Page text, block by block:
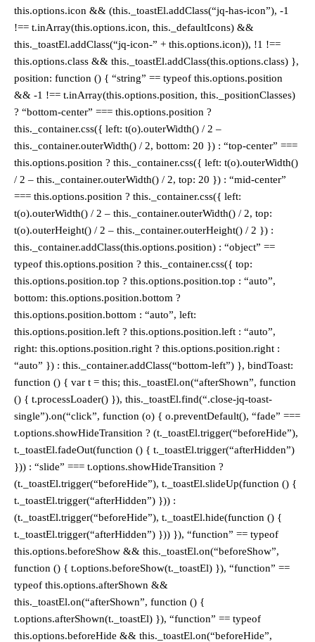
this.options.icon && (this._toastEl.addClass(“jq-has-icon”), -1
!== t.inArray(this.options.icon, this._defaultIcons) &&
this._toastEl.addClass(“jq-icon-” + this.options.icon)), !1 !==
this.options.class && this._toastEl.addClass(this.options.class) },
position: function () { “string” == typeof this.options.position
&& -1 !== t.inArray(this.options.position, this._positionClasses)
? “bottom-center” === this.options.position ?
this._container.css({ left: t(o).outerWidth() / 2 –
this._container.outerWidth() / 2, bottom: 20 }) : “top-center” ===
this.options.position ? this._container.css({ left: t(o).outerWidth()
/ 2 – this._container.outerWidth() / 2, top: 20 }) : “mid-center”
=== this.options.position ? this._container.css({ left:
t(o).outerWidth() / 2 – this._container.outerWidth() / 2, top:
t(o).outerHeight() / 2 – this._container.outerHeight() / 2 }) :
this._container.addClass(this.options.position) : “object” ==
typeof this.options.position ? this._container.css({ top:
this.options.position.top ? this.options.position.top : “auto”,
bottom: this.options.position.bottom ?
this.options.position.bottom : “auto”, left:
this.options.position.left ? this.options.position.left : “auto”,
right: this.options.position.right ? this.options.position.right :
“auto” }) : this._container.addClass(“bottom-left”) }, bindToast:
function () { var t = this; this._toastEl.on(“afterShown”, function
() { t.processLoader() }), this._toastEl.find(“.close-jq-toast-
single”).on(“click”, function (o) { o.preventDefault(), “fade” ===
t.options.showHideTransition ? (t._toastEl.trigger(“beforeHide”),
t._toastEl.fadeOut(function () { t._toastEl.trigger(“afterHidden”)
})) : “slide” === t.options.showHideTransition ?
(t._toastEl.trigger(“beforeHide”), t._toastEl.slideUp(function () {
t._toastEl.trigger(“afterHidden”) })) :
(t._toastEl.trigger(“beforeHide”), t._toastEl.hide(function () {
t._toastEl.trigger(“afterHidden”) })) }), “function” == typeof
this.options.beforeShow && this._toastEl.on(“beforeShow”,
function () { t.options.beforeShow(t._toastEl) }), “function” ==
typeof this.options.afterShown &&
this._toastEl.on(“afterShown”, function () {
t.options.afterShown(t._toastEl) }), “function” == typeof
this.options.beforeHide && this._toastEl.on(“beforeHide”,